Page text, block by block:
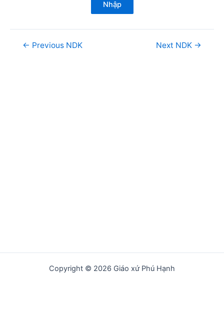
Nhập
← Previous NDK Next NDK →
Copyright © 2026 Giáo xứ Phú Hạnh